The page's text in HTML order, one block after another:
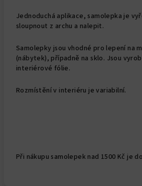
Jednoduchá aplikace, samolepka je
sloupnout z archu a nalepit.
Samolepky jsou vhodné pro lepení na
(nábytek), případně na sklo. Jsou
interiérové fólie.
Rozmístění v interiéru je variabilní.
Při nákupu samolepek nad 1500 Kč je